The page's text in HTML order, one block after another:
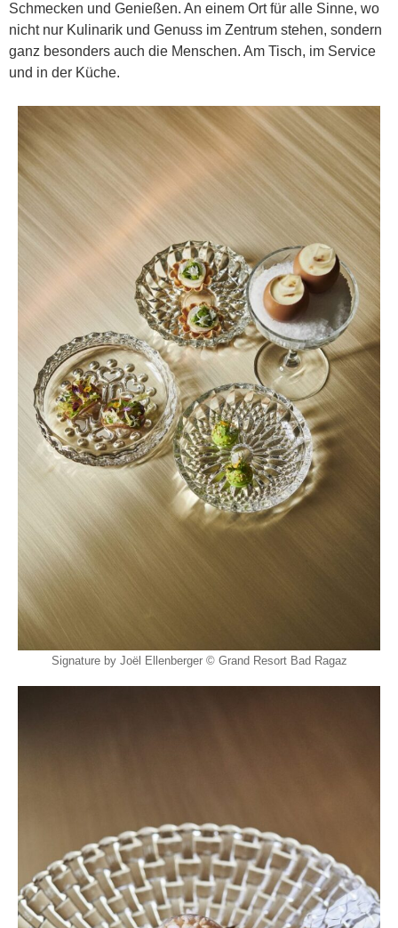
Schmecken und Genießen. An einem Ort für alle Sinne, wo
nicht nur Kulinarik und Genuss im Zentrum stehen, sondern
ganz besonders auch die Menschen. Am Tisch, im Service
und in der Küche.
Signature by Joël Ellenberger © Grand Resort Bad Ragaz